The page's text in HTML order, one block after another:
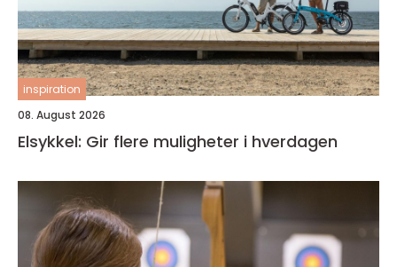
inspiration
08. August 2026
Elsykkel: Gir flere muligheter i hverdagen